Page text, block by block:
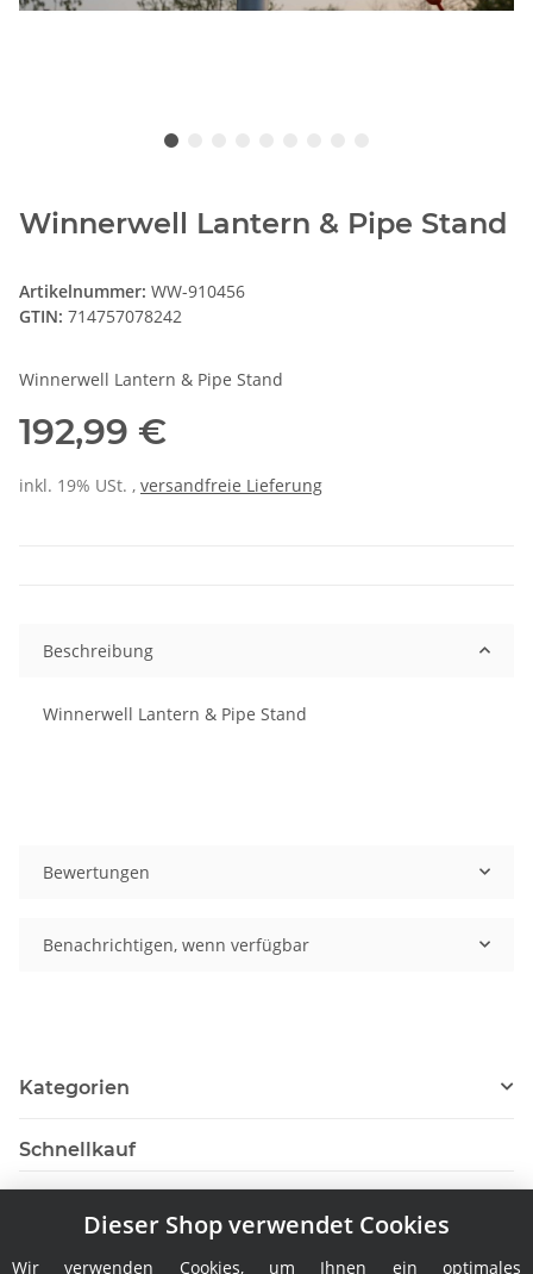
Winnerwell Lantern & Pipe Stand
Artikelnummer: WW-910456
GTIN: 714757078242
Winnerwell Lantern & Pipe Stand
192,99 €
inkl. 19% USt. , versandfreie Lieferung
Beschreibung
Winnerwell Lantern & Pipe Stand
Bewertungen
Benachrichtigen, wenn verfügbar
Kategorien
Schnellkauf
Dieser Shop verwendet Cookies
Wir verwenden Cookies, um Ihnen ein optimales